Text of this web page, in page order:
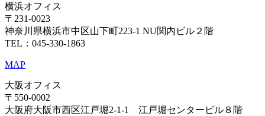
横浜オフィス
〒231-0023
神奈川県横浜市中区山下町223-1 NU関内ビル２階
TEL：045-330-1863
MAP
大阪オフィス
〒550-0002
大阪府大阪市西区江戸堀2-1-1 江戸堀センタービル８階